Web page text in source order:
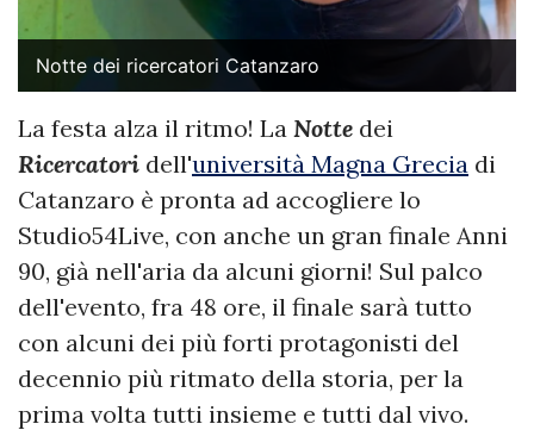
Notte dei ricercatori Catanzaro
La festa alza il ritmo! La Notte dei
Ricercatori dell'università Magna Grecia di
Catanzaro è pronta ad accogliere lo
Studio54Live, con anche un gran finale Anni
90, già nell'aria da alcuni giorni! Sul palco
dell'evento, fra 48 ore, il finale sarà tutto
con alcuni dei più forti protagonisti del
decennio più ritmato della storia, per la
prima volta tutti insieme e tutti dal vivo.